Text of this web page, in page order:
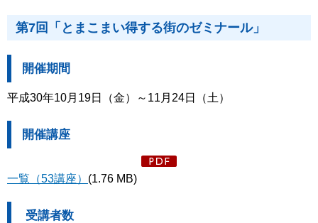
第7回「とまこまい得する街のゼミナール」
開催期間
平成30年10月19日（金）～11月24日（土）
開催講座
一覧（53講座） (1.76 MB)
受講者数